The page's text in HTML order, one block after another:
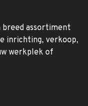
assortiment
inrichting, verkoop,
werkplek of